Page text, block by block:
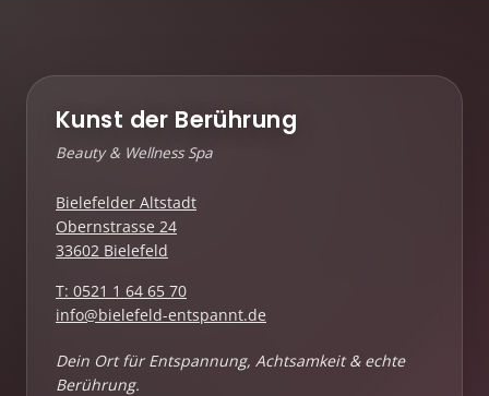
Kunst der Berührung
Beauty & Wellness Spa
Bielefelder Altstadt
Obernstrasse 24
33602 Bielefeld
T: 0521 1 64 65 70
info@bielefeld-entspannt.de
Dein Ort für Entspannung, Achtsamkeit & echte
Berührung.